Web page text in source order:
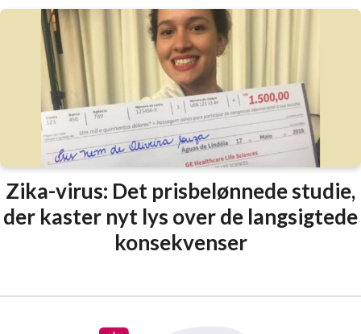
Zika-virus: Det prisbelønnede studie,
der kaster nyt lys over de langsigtede
konsekvenser